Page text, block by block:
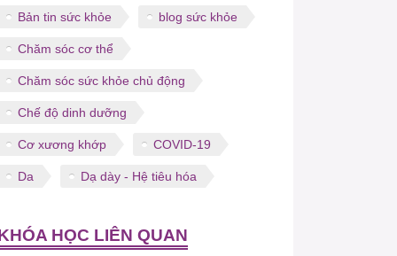
Bản tin sức khỏe blog sức khỏe
Chăm sóc cơ thể
Chăm sóc sức khỏe chủ động
Chế độ dinh dưỡng
Cơ xương khớp COVID-19
Da Dạ dày - Hệ tiêu hóa
HỌC LIÊN QUAN